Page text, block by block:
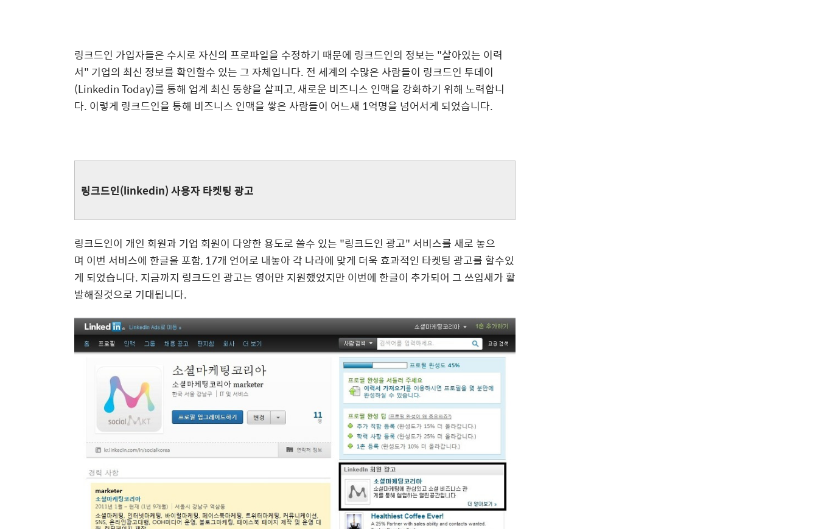
링크드인 가입자들은 수시로 자신의 프로파일을 수정하기 때문에 링크드인의 정보는 "살아있는 이력
서" 기업의 최신 정보를 확인할수 있는 그 자체입니다. 전 세계의 수많은 사람들이 링크드인 투데이
(Linkedin Today)를 통해 업계 최신 동향을 살피고, 새로운 비즈니스 인맥을 강화하기 위해 노력합니
다. 이렇게 링크드인을 통해 비즈니스 인맥을 쌓은 사람들이 어느새 1억명을 넘어서게 되었습니다.
링크드인(linkedin) 사용자 타켓팅 광고
링크드인이 개인 회원과 기업 회원이 다양한 용도로 쓸수 있는 "링크드인 광고" 서비스를 새로 놓으
며 이번 서비스에 한글을 포함, 17개 언어로 내놓아 각 나라에 맞게 더욱 효과적인 타켓팅 광고를 할수있
게 되었습니다. 지금까지 링크드인 광고는 영어만 지원했었지만 이번에 한글이 추가되어 그 쓰임새가 활
발해질것으로 기대됩니다.